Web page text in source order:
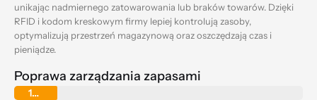
unikając nadmiernego zatowarowania lub braków towarów. Dzięki
RFID i kodom kreskowym firmy lepiej kontrolują zasoby,
optymalizują przestrzeń magazynową oraz oszczędzają czas i
pieniądze.
Poprawa zarządzania zapasami
15%